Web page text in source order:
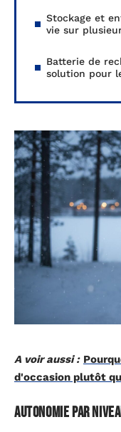
Stockage et
vie sur
Batterie de
solution pour
A voir aussi :
d'occasion plutôt
Autonomie par